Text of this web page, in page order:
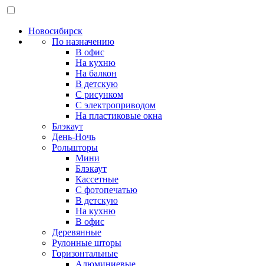
Новосибирск
По назначению
В офис
На кухню
На балкон
В детскую
С рисунком
С электроприводом
На пластиковые окна
Блэкаут
День-Ночь
Рольшторы
Мини
Блэкаут
Кассетные
С фотопечатью
В детскую
На кухню
В офис
Деревянные
Рулонные шторы
Горизонтальные
Алюминиевые